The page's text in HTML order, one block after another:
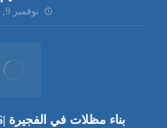
نوفمبر 9, 2024